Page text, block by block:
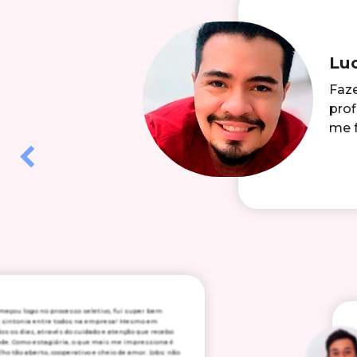
me
logo no processo seletivo, fui super bem
entre todos na empresa! Mesmo em
os dias, através do cuidado e atenção que recebo
Como estagiária, o que mais me impressiona é
tão aberto, cooperativo e cheio de amor. (obs: não
Previous